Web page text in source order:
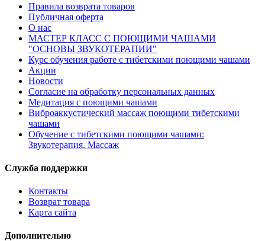
Правила возврата товаров
Публичная оферта
О нас
МАСТЕР КЛАСС С ПОЮЩИМИ ЧАШАМИ
"ОСНОВЫ ЗВУКОТЕРАПИИ"
Курс обучения работе с тибетскими поющими чашами
Акции
Новости
Согласие на обработку персональных данных
Медитация с поющими чашами
Виброаккустический массаж поющими тибетскими
чашами
Обучение с тибетскими поющими чашами:
Звукотерапия. Массаж
Служба поддержки
Контакты
Возврат товара
Карта сайта
Дополнительно